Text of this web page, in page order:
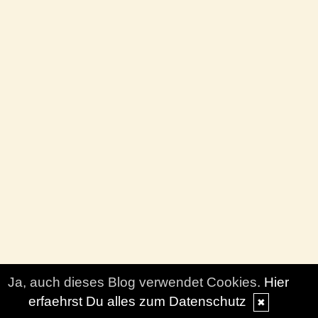
Ja, auch dieses Blog verwendet Cookies. Hier
erfaehrst Du alles zum Datenschutz
✖